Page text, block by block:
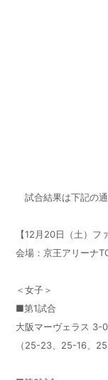
試合結果は下記の通
【12月20日（土）フ
会場：京王アリーナ
＜女子＞
■第1試合
大阪マーヴェラス 3-
（25-23、25-16、